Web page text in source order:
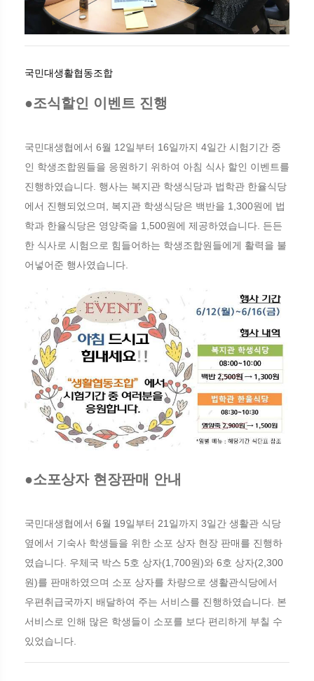
국민대생활협동조합
●조식할인 이벤트 진행
국민대생협에서 6월 12일부터 16일까지 4일간 시험기간 중
인 학생조합원들을 응원하기 위하여 아침 식사 할인 이벤트를
진행하였습니다. 행사는 복지관 학생식당과 법학관 한율식당
에서 진행되었으며, 복지관 학생식당은 백반을 1,300원에 법
학과 한율식당은 영양죽을 1,500원에 제공하였습니다. 든든
한 식사로 시험으로 힘들어하는 학생조합원들에게 활력을 불
어넣어준 행사였습니다.
●소포상자 현장판매 안내
국민대생협에서 6월 19일부터 21일까지 3일간 생활관 식당
옆에서 기숙사 학생들을 위한 소포 상자 현장 판매를 진행하
였습니다. 우체국 박스 5호 상자(1,700원)와 6호 상자(2,300
원)를 판매하였으며 소포 상자를 차량으로 생활관식당에서
우편취급국까지 배달하여 주는 서비스를 진행하였습니다. 본
서비스로 인해 많은 학생들이 소포를 보다 편리하게 부칠 수
있었습니다.